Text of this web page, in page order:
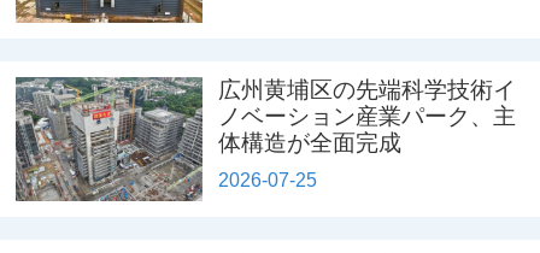
広州黄埔区の先端科学技術イ
ノベーション産業パーク、主
体構造が全面完成
2026-07-25